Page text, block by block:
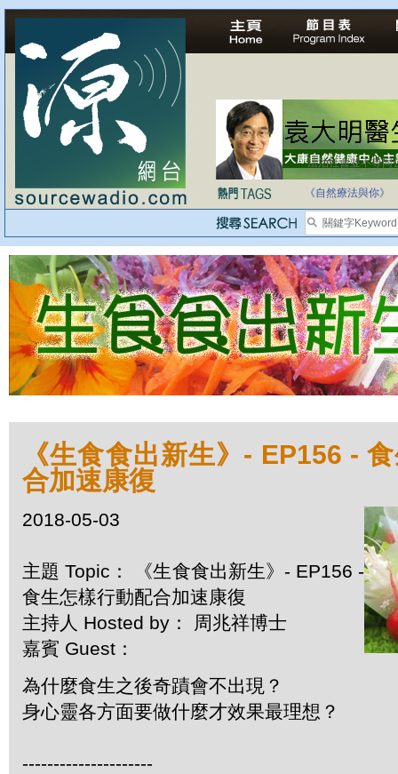
法治社會並不等同
自家教育合法化-
《自然療法與你》
《生食食出新生》- EP156 -
合加速康復
2018-05-03
主題 Topic： 《生食食出新生》- EP156 -
食生怎樣行動配合加速康復
主持人 Hosted by： 周兆祥博士
嘉賓 Guest：
為什麼食生之後奇蹟會不出現？
身心靈各方面要做什麼才效果最理想？
---------------------